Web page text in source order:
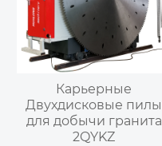
Карьерные
Двухдисковые пилы
для добычи гранита
2QYKZ